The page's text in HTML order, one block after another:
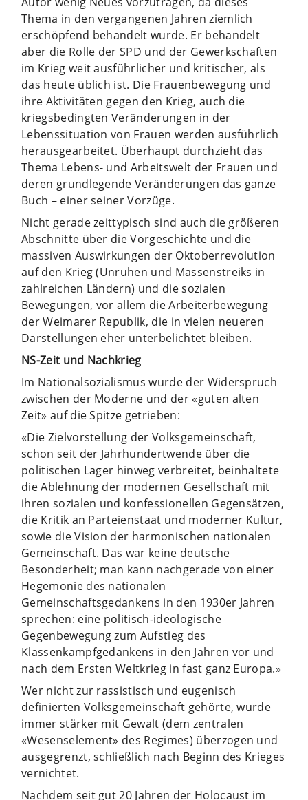
Thema in den vergangenen Jahren ziemlich
erschöpfend behandelt wurde. Er behandelt
aber die Rolle der SPD und der Gewerkschaften
im Krieg weit ausführlicher und kritischer, als
das heute üblich ist. Die Frauenbewegung und
ihre Aktivitäten gegen den Krieg, auch die
kriegsbedingten Veränderungen in der
Lebenssituation von Frauen werden ausführlich
herausgearbeitet. Überhaupt durchzieht das
Thema Lebens- und Arbeitswelt der Frauen und
deren grundlegende Veränderungen das ganze
Buch – einer seiner Vorzüge.
Nicht gerade zeittypisch sind auch die größeren
Abschnitte über die Vorgeschichte und die
massiven Auswirkungen der Oktoberrevolution
auf den Krieg (Unruhen und Massenstreiks in
zahlreichen Ländern) und die sozialen
Bewegungen, vor allem die Arbeiterbewegung
der Weimarer Republik, die in vielen neueren
Darstellungen eher unterbelichtet bleiben.
NS-Zeit und Nachkrieg
Im Nationalsozialismus wurde der Widerspruch
zwischen der Moderne und der «guten alten
Zeit» auf die Spitze getrieben:
«Die Zielvorstellung der Volksgemeinschaft,
schon seit der Jahrhundertwende über die
politischen Lager hinweg verbreitet, beinhaltete
die Ablehnung der modernen Gesellschaft mit
ihren sozialen und konfessionellen Gegensätzen,
die Kritik an Parteienstaat und moderner Kultur,
sowie die Vision der harmonischen nationalen
Gemeinschaft. Das war keine deutsche
Besonderheit; man kann nachgerade von einer
Hegemonie des nationalen
Gemeinschaftsgedankens in den 1930er Jahren
sprechen: eine politisch-ideologische
Gegenbewegung zum Aufstieg des
Klassenkampfgedankens in den Jahren vor und
nach dem Ersten Weltkrieg in fast ganz Europa.»
Wer nicht zur rassistisch und eugenisch
definierten Volksgemeinschaft gehörte, wurde
immer stärker mit Gewalt (dem zentralen
«Wesenselement» des Regimes) überzogen und
ausgegrenzt, schließlich nach Beginn des Krieges
vernichtet.
Nachdem seit gut 20 Jahren der Holocaust im